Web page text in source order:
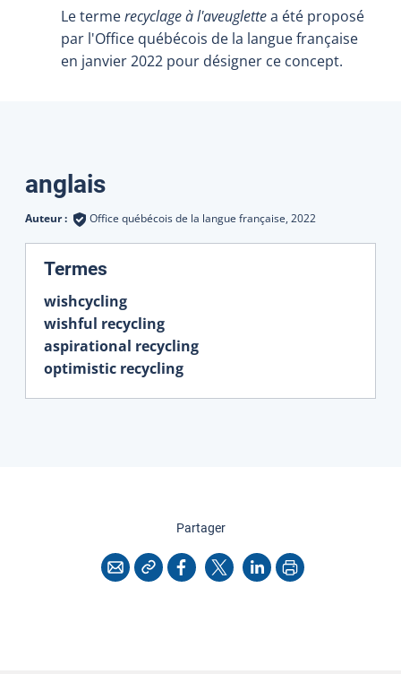
Le termerecyclage à l'aveuglettea été proposé
par l'Office québécois de la langue française
en janvier 2022 pour désigner ce concept.
Traductions
anglais
Auteur : Office québécois de la langue française, 2022
Termes
wishcycling
wishful recycling
aspirational recycling
optimistic recycling
Partagercette page
CourrielCopier l'adresse
Facebook
X LinkedInImprimer